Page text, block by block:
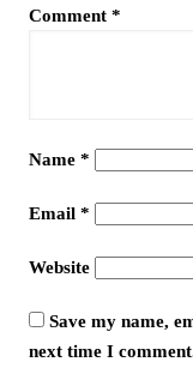
Comment *
Name *
Email *
Website
Save my name,
next time I